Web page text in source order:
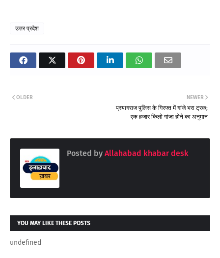
उत्तर प्रदेश
NEWER
प्रयागराज पुलिस के गिरफ्त में गांजे भरा ट्रक;
एक हजार किलो गांजा होने का अनुमान
OLDER
Posted by Allahabad khabar desk
YOU MAY LIKE THESE POSTS
undefined